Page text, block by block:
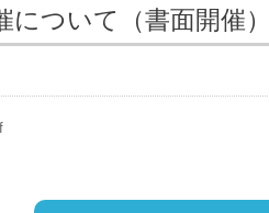
について（書面開催